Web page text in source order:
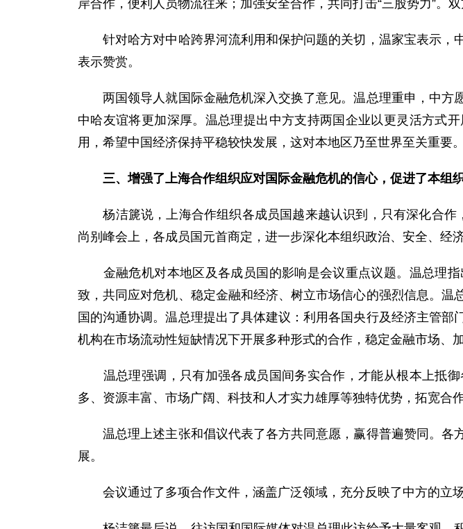
岸合作，便利人员物流往来；加强安全合作，共同打击“三股势力”。
针对哈方对中哈跨界河流利用和保护问题的关切，温家宝表示，
表示赞赏。
两国领导人就国际金融危机深入交换了意见。温总理重申，中方
中哈友谊将更加深厚。温总理提出中方支持两国企业以更灵活方式
用，希望中国经济保持平稳较快发展，这对本地区乃至世界至关重要。
三、增强了上海合作组织应对国际金融危机的信心，促进了本组
杨洁篪说，上海合作组织各成员国越来越认识到，只有深化合作
尚别峰会上，各成员国元首商定，进一步深化本组织政治、安全、经
金融危机对本地区及各成员国的影响是会议重点议题。温总理指
致，共同应对危机、稳定金融和经济、树立市场信心的强烈信息。
国的沟通协调。温总理提出了具体建议：利用各国央行及经济主管
机构在市场流动性短缺情况下开展多种形式的合作，稳定金融市场、
温总理强调，只有加强各成员国间务实合作，才能从根本上抵御
多、资源丰富、市场广阔、科技和人才实力雄厚等独特优势，拓宽合
温总理上述主张和倡议代表了各方共同意愿，赢得普遍赞同。各
展。
会议通过了多项合作文件，涵盖广泛领域，充分反映了中方的立场